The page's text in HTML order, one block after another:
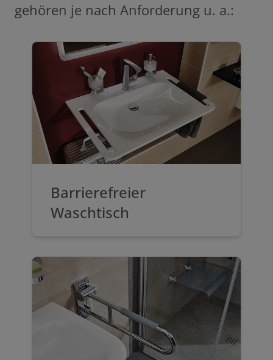
gehören je nach Anforderung u. a.:
Barrierefreier
Waschtisch